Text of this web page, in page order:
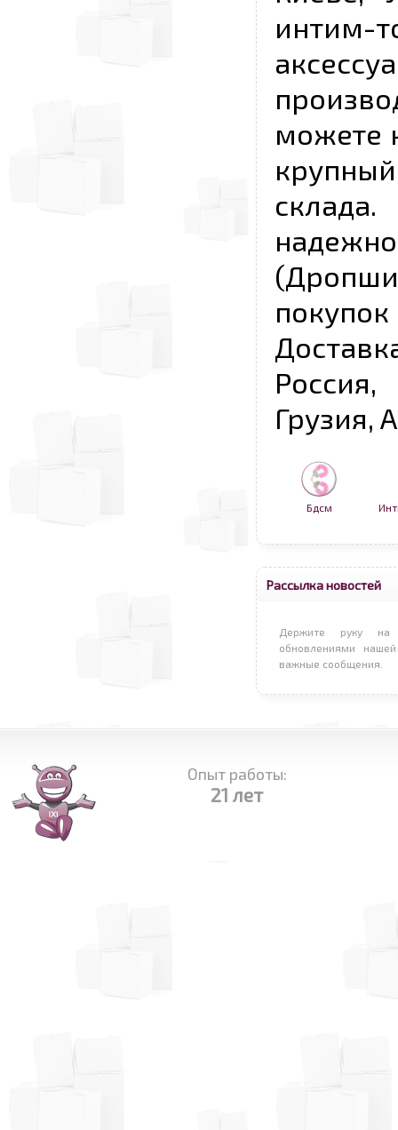
можете
Грузия,
Бдсм
Рассылка новостей
Держите руку на
обновлениями
важные сообщения.
Опыт работы:
21 лет